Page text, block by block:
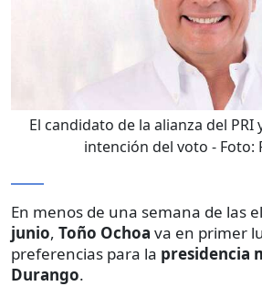
El candidato de la alianza del PRI
intención del voto - Foto:
En menos de una semana de las
junio, Toño Ochoa va en primer
preferencias para la presidencia
Durango.